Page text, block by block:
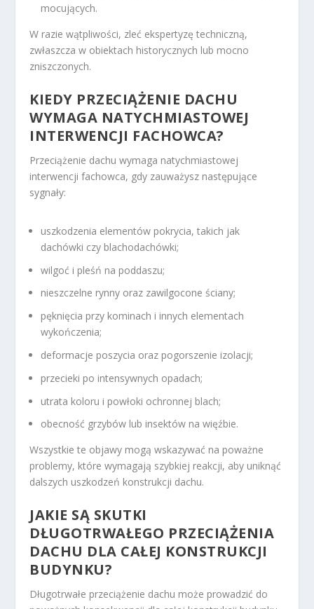
mocujących.
W razie wątpliwości, zleć ekspertyzę techniczną,
zwłaszcza w obiektach historycznych lub mocno
zniszczonych.
KIEDY PRZECIĄŻENIE DACHU
WYMAGA NATYCHMIASTOWEJ
INTERWENCJI FACHOWCA?
Przeciążenie dachu wymaga natychmiastowej
interwencji fachowca, gdy zauważysz następujące
sygnały:
uszkodzenia elementów pokrycia, takich jak
dachówki czy blachodachówki;
wilgoć i pleśń na poddaszu;
nieszczelne rynny oraz zawilgocone ściany;
pęknięcia przy kominach i innych elementach
wykończenia;
deformacje poszycia oraz pogorszenie izolacji;
przecieki po intensywnych opadach;
utrata koloru i powłoki ochronnej blach;
obecność grzybów lub insektów na więźbie.
Wszystkie te objawy mogą wskazywać na poważne
problemy, które wymagają szybkiej reakcji, aby uniknąć
dalszych uszkodzeń konstrukcji dachu.
JAKIE SĄ SKUTKI
DŁUGOTRWAŁEGO PRZECIĄŻENIA
DACHU DLA CAŁEJ KONSTRUKCJI
BUDYNKU?
Długotrwałe przeciążenie dachu może prowadzić do